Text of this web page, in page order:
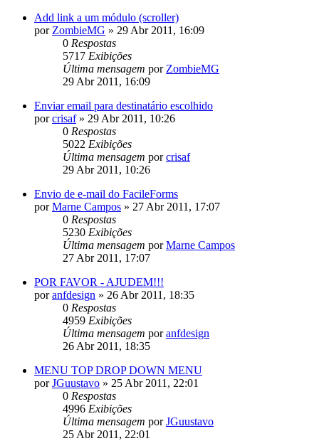
Add link a um módulo (scroller)
por ZombieMG » 29 Abr 2011, 16:09
0 Respostas
5717 Exibições
Última mensagem por ZombieMG
29 Abr 2011, 16:09
Enviar email para destinatário escolhido
porcrisaf» 29 Abr 2011, 10:26
0 Respostas
5022 Exibições
Última mensagem porcrisaf
29 Abr 2011, 10:26
Envio de e-mail do FacileForms
porMarne Campos » 27 Abr 2011, 17:07
0 Respostas
5230 Exibições
Última mensagem porMarne Campos
27 Abr 2011, 17:07
POR FAVOR - AJUDEM!!!
poranfdesign » 26 Abr 2011, 18:35
0 Respostas
4959 Exibições
Última mensagem poranfdesign
26 Abr 2011, 18:35
MENU TOP DROP DOWN MENU
porJGuustavo » 25 Abr 2011, 22:01
0 Respostas
4996 Exibições
Última mensagem porJGuustavo
25 Abr 2011, 22:01